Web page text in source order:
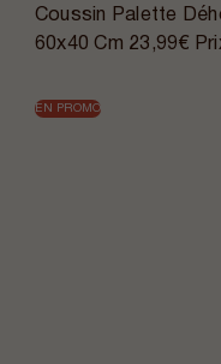
Coussin Palette
60x40 Cm 23,99€
EN PROMO